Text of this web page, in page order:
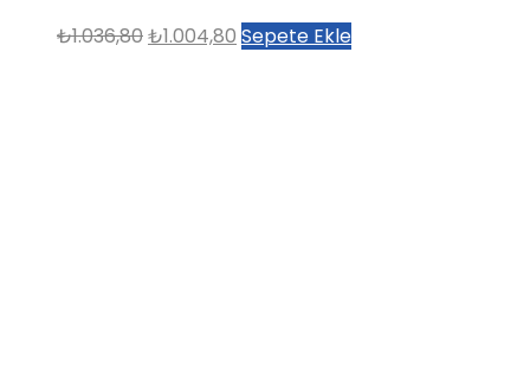
₺1.036,80Orijinal
₺1.004,80 Şu
Sepete Ekle